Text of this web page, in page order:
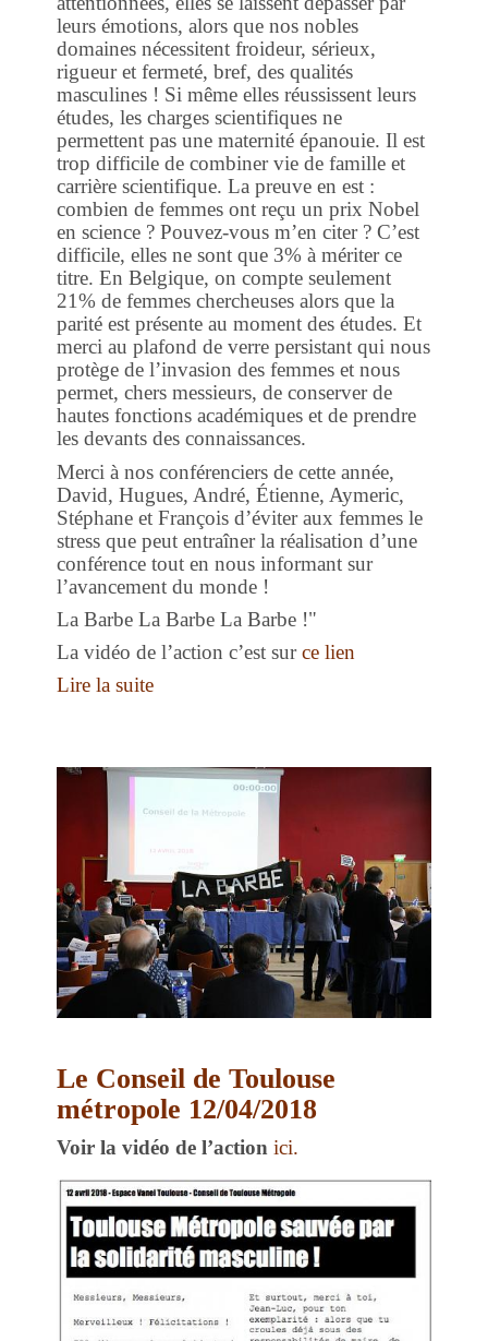
leurs émotions, alors que nos nobles
domaines nécessitent froideur, sérieux,
rigueur et fermeté, bref, des qualités
masculines ! Si même elles réussissent leurs
études, les charges scientifiques ne
permettent pas une maternité épanouie. Il est
trop difficile de combiner vie de famille et
carrière scientifique. La preuve en est :
combien de femmes ont reçu un prix Nobel
en science ? Pouvez-vous m’en citer ? C’est
difficile, elles ne sont que 3% à mériter ce
titre. En Belgique, on compte seulement
21% de femmes chercheuses alors que la
parité est présente au moment des études. Et
merci au plafond de verre persistant qui nous
protège de l’invasion des femmes et nous
permet, chers messieurs, de conserver de
hautes fonctions académiques et de prendre
les devants des connaissances.
Merci à nos conférenciers de cette année,
David, Hugues, André, Étienne, Aymeric,
Stéphane et François d’éviter aux femmes le
stress que peut entraîner la réalisation d’une
conférence tout en nous informant sur
l’avancement du monde !
La Barbe La Barbe La Barbe !"
La vidéo de l’action c’est surce lien
Lire la suite
Le Conseil de Toulouse
métropole 12/04/2018
Voir la vidéo de l’action ici.